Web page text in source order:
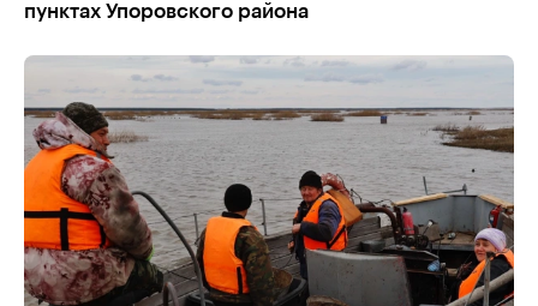
пунктах Упоровского района